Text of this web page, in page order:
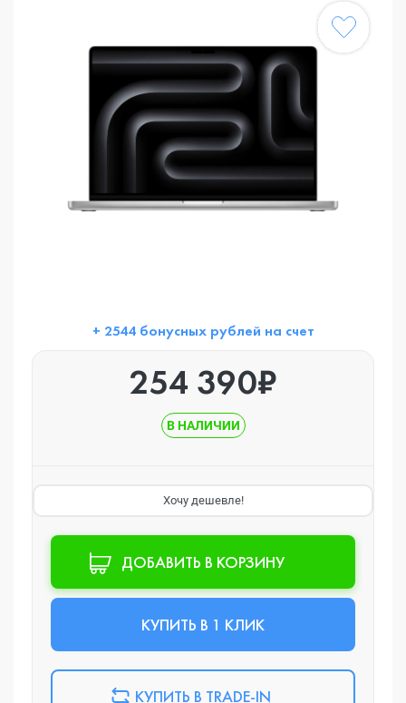
+ 2544 бонусных рублей на счет
254 390₽
В НАЛИЧИИ
Хочу дешевле!
ДОБАВИТЬ В КОРЗИНУ
КУПИТЬ В 1 КЛИК
КУПИТЬ В TRADE-IN